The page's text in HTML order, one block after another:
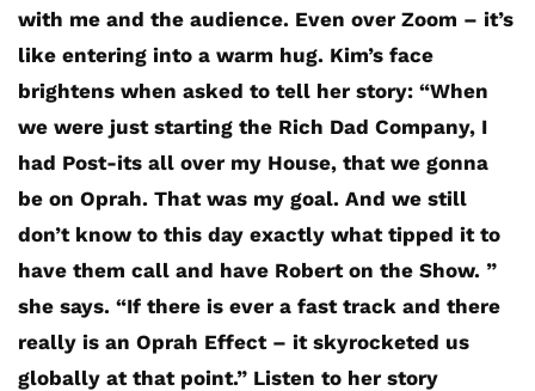
with me and the audience. Even over Zoom – it’s
like entering into a warm hug. Kim’s face
brightens when asked to tell her story: “When
we were just starting the Rich Dad Company, I
had Post-its all over my House, that we gonna
be on Oprah. That was my goal. And we still
don’t know to this day exactly what tipped it to
have them call and have Robert on the Show. ”
she says. “If there is ever a fast track and there
really is an Oprah Effect – it skyrocketed us
globally at that point.” Listen to her story